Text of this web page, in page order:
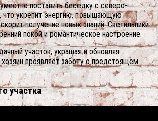
поставить беседку с северо-
что укрепит энергию, повышающую
получение новых знаний. Светильники
покой и романтическое настроение.
участок, украшая и обновляя
проявляет заботу о предстоящем
участка